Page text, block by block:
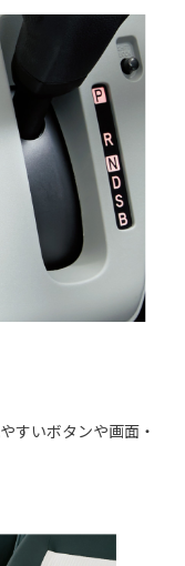
すいボタンや画面・